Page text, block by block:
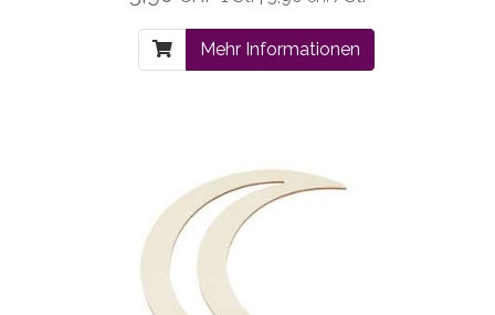
Mehr Informationen